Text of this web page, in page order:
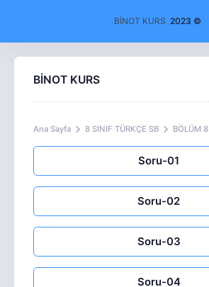
BİNOT KURS 2023 ©
BİNOT KURS
Ana Sayfa 8 SINIF TÜRKÇE SB BÖLÜM 8
Soru-01
Soru-02
Soru-03
Soru-04